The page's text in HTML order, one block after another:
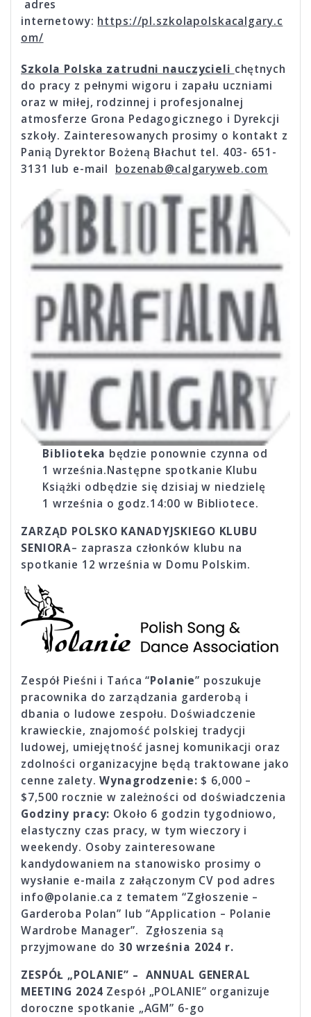
adres
internetowy: https://pl.szkolapolskacalgary.c
om/
Szkola Polska zatrudni nauczycieli chętnych
do pracy z pełnymi wigoru i zapału uczniami
oraz w miłej, rodzinnej i profesjonalnej
atmosferze Grona Pedagogicznego i Dyrekcji
szkoły. Zainteresowanych prosimy o kontakt z
Panią Dyrektor Bożeną Błachut tel. 403- 651-
3131 lub e-mail bozenab@calgaryweb.com
Biblioteka będzie ponownie czynna od
1 września.Następne spotkanie Klubu
Książki odbędzie się dzisiaj w niedzielę
1 września o godz.14:00 w Bibliotece.
ZARZĄD POLSKO KANADYJSKIEGO KLUBU
SENIORA– zaprasza członków klubu na
spotkanie 12 września w Domu Polskim.
Zespół Pieśni i Tańca “Polanie” poszukuje
pracownika do zarządzania garderobą i
dbania o ludowe zespołu. Doświadczenie
krawieckie, znajomość polskiej tradycji
ludowej, umiejętność jasnej komunikacji oraz
zdolności organizacyjne będą traktowane jako
cenne zalety.Wynagrodzenie: $ 6,000 –
$7,500 rocznie w zależności od doświadczenia
Godziny pracy: Około 6 godzin tygodniowo,
elastyczny czas pracy, w tym wieczory i
weekendy. Osoby zainteresowane
kandydowaniem na stanowisko prosimy o
wysłanie e-maila z załączonym CV pod adres
info@polanie.ca z tematem “Zgłoszenie –
Garderoba Polan” lub “Application – Polanie
Wardrobe Manager”. Zgłoszenia są
przyjmowane do 30 września 2024 r.
ZESPÓŁ „POLANIE” – ANNUAL GENERAL
MEETING 2024 Zespół „POLANIE” organizuje
doroczne spotkanie „AGM” 6-go